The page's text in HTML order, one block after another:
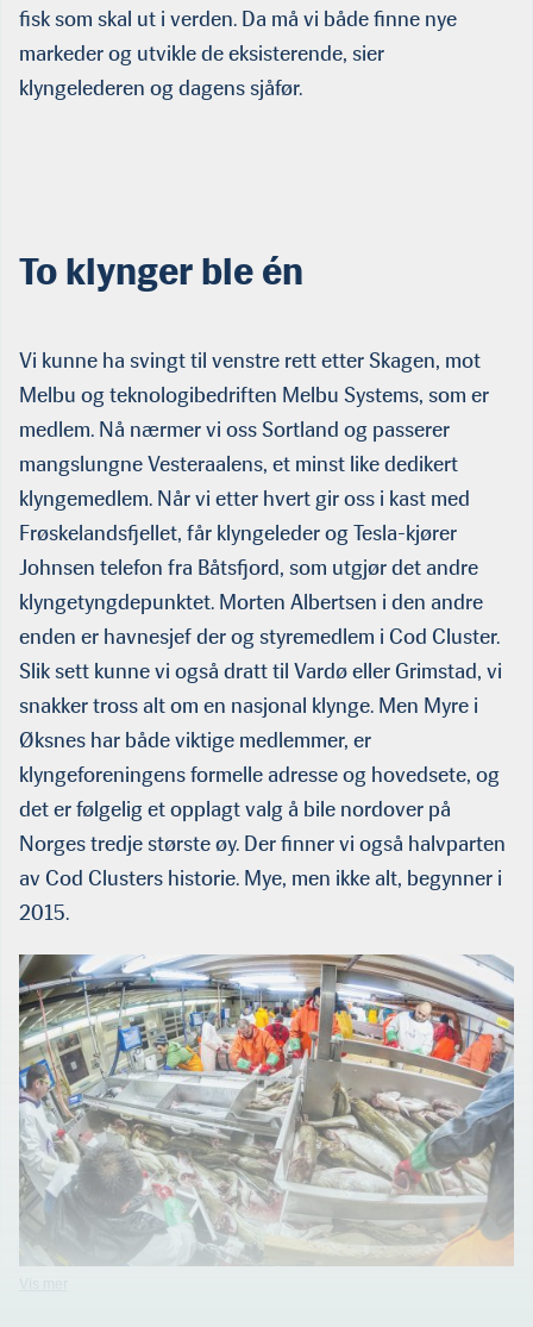
fisk som skal ut i verden. Da må vi både finne nye
markeder og utvikle de eksisterende, sier
klyngelederen og dagens sjåfør.
To klynger ble én
Vi kunne ha svingt til venstre rett etter Skagen, mot
Melbu og teknologibedriften Melbu Systems, som er
medlem. Nå nærmer vi oss Sortland og passerer
mangslungne Vesteraalens, et minst like dedikert
klyngemedlem. Når vi etter hvert gir oss i kast med
Frøskelandsfjellet, får klyngeleder og Tesla-kjører
Johnsen telefon fra Båtsfjord, som utgjør det andre
klyngetyngdepunktet. Morten Albertsen i den andre
enden er havnesjef der og styreme­dlem i Cod Cluster.
Slik sett kunne vi også dratt til Vardø eller Grimstad, vi
snakker tross alt om en nasjonal klynge. Men Myre i
Øksnes har både viktige medlemmer, er
klyngeforeningens formelle adresse og hovedsete, og
det er følgelig et opplagt valg å bile nordover på
Norges tredje største øy. Der finner vi også halvpar­ten
av Cod Clusters historie. Mye, men ikke alt, begynner i
2015.